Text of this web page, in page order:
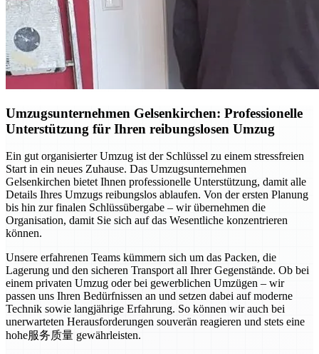
Umzugsunternehmen Gelsenkirchen: Professionelle
Unterstützung für Ihren reibungslosen Umzug
Ein gut organisierter Umzug ist der Schlüssel zu einem stressfreien
Start in ein neues Zuhause. Das Umzugsunternehmen
Gelsenkirchen bietet Ihnen professionelle Unterstützung, damit alle
Details Ihres Umzugs reibungslos ablaufen. Von der ersten Planung
bis hin zur finalen Schlüssübergabe – wir übernehmen die
Organisation, damit Sie sich auf das Wesentliche konzentrieren
können.
Unsere erfahrenen Teams kümmern sich um das Packen, die
Lagerung und den sicheren Transport all Ihrer Gegenstände. Ob bei
einem privaten Umzug oder bei gewerblichen Umzügen – wir
passen uns Ihren Bedürfnissen an und setzen dabei auf moderne
Technik sowie langjährige Erfahrung. So können wir auch bei
unerwarteten Herausforderungen souverän reagieren und stets eine
hohe服务质量 gewährleisten.